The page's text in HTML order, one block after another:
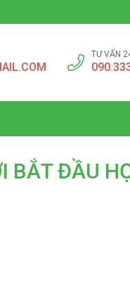
TƯ VẤN
BẮT ĐẦU